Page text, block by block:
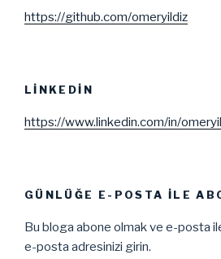
https://github.com/omeryildiz
LINKEDIN
https://www.linkedin.com/in/
GÜNLÜĞE E-POSTA ILE
Bu bloga abone olmak ve e-posta
e-posta adresinizi girin.